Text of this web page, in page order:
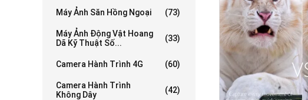
Máy Ảnh Săn Hồng Ngoại (73)
Máy Ảnh Động Vật Hoang
Dã Kỹ Thuật Số...
(33)
Camera Hành Trình 4G (60)
Camera Hành Trình
Không Dây
(42)